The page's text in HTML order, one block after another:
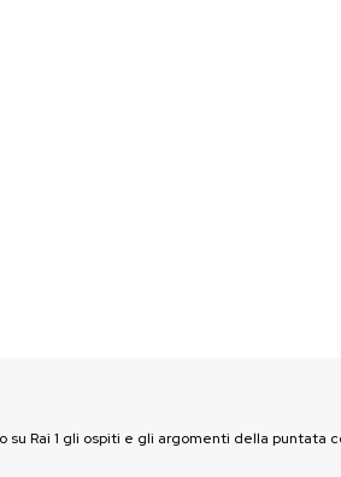
su Rai 1 gli ospiti e gli argomenti della puntata